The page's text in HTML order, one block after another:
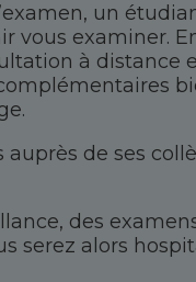
un
vous examiner.
à distance
de ses
des
serez alors